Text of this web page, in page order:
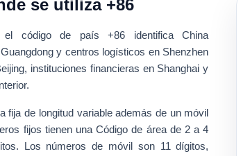
se utiliza +86
el código de país+86 identificaChina
y centros logísticos en Shenzhen
instituciones financieras en Shanghai y
fija de longitud variableademás de un móvil
fijos tienen unaCódigo de área de 2 a 4
. Los números de móvil son 11 dígitos,